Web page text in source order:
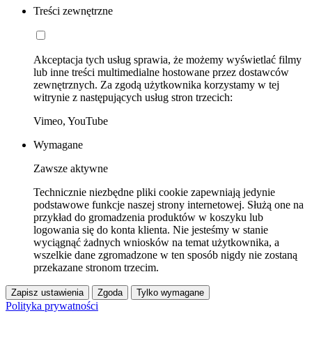
Treści zewnętrzne
Akceptacja tych usług sprawia, że możemy wyświetlać filmy
lub inne treści multimedialne hostowane przez dostawców
zewnętrznych. Za zgodą użytkownika korzystamy w tej
witrynie z następujących usług stron trzecich:
Vimeo, YouTube
Wymagane
Zawsze aktywne
Technicznie niezbędne pliki cookie zapewniają jedynie
podstawowe funkcje naszej strony internetowej. Służą one na
przykład do gromadzenia produktów w koszyku lub
logowania się do konta klienta. Nie jesteśmy w stanie
wyciągnąć żadnych wniosków na temat użytkownika, a
wszelkie dane zgromadzone w ten sposób nigdy nie zostaną
przekazane stronom trzecim.
Zapisz ustawienia Zgoda Tylko wymagane
Polityka prywatności